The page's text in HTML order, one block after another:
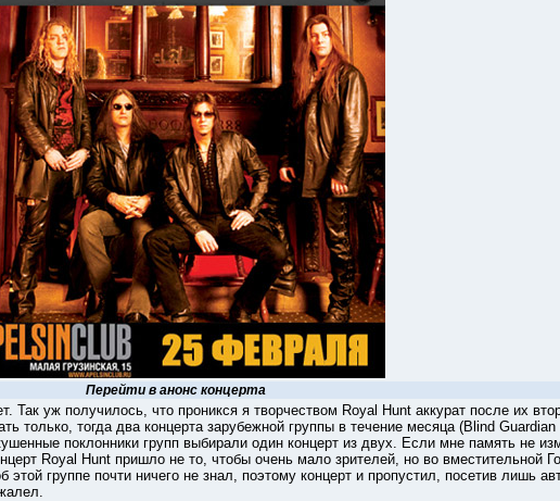
Перейти в анонс концерта
уж получилось, что проникся я творчеством Royal Hunt аккурат после их
только, тогда два концерта зарубежной группы в течение месяца (Blind Guardian
поклонники групп выбирали один концерт из двух. Если мне память не
Royal Hunt пришло не то, чтобы очень мало зрителей, но во вместительной
группе почти ничего не знал, поэтому концерт и пропустил, посетив лишь